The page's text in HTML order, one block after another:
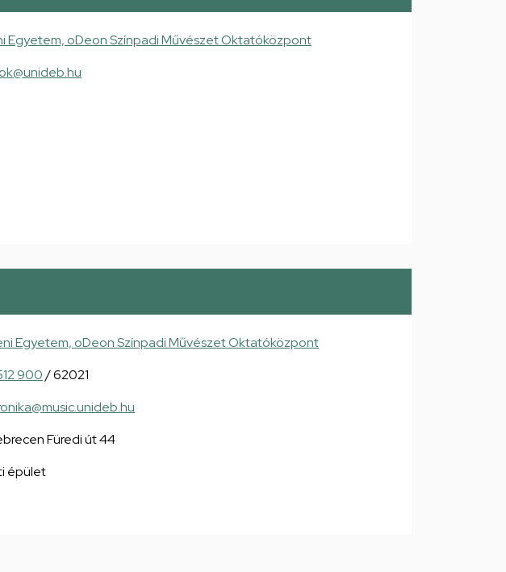
Egyetem, oDeon Színpadi Művészet Oktatóközpont
Egyetem, oDeon Színpadi Művészet Oktatóközpont
900/ 62021
Füredi út 44
épület